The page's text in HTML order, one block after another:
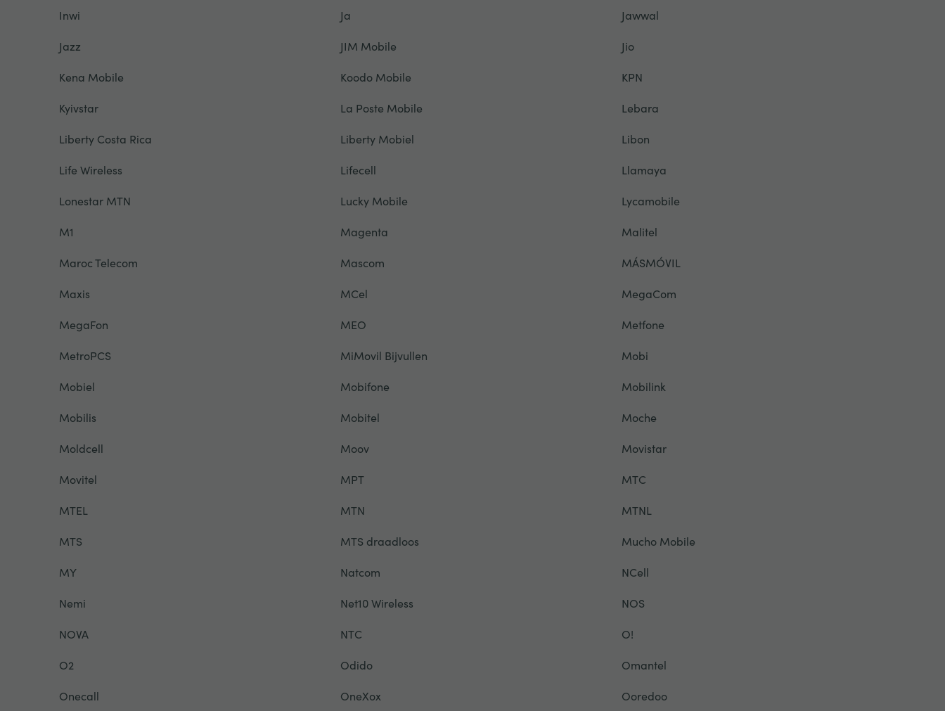
Inwi
Ja
Jawwal
Jazz
JIM Mobile
Jio
Kena Mobile
Koodo Mobile
KPN
Kyivstar
La Poste Mobile
Lebara
Liberty Costa Rica
Liberty Mobiel
Libon
Life Wireless
Lifecell
Llamaya
Lonestar MTN
Lucky Mobile
Lycamobile
M1
Magenta
Malitel
Maroc Telecom
Mascom
MÁSMÓVIL
Maxis
MCel
MegaCom
MegaFon
MEO
Metfone
MetroPCS
MiMovil Bijvullen
Mobi
Mobiel
Mobifone
Mobilink
Mobilis
Mobitel
Moche
Moldcell
Moov
Movistar
Movitel
MPT
MTC
MTEL
MTN
MTNL
MTS
MTS draadloos
Mucho Mobile
MY
Natcom
NCell
Nemi
Net10 Wireless
NOS
NOVA
NTC
O!
O2
Odido
Omantel
Onecall
OneXox Ooredoo